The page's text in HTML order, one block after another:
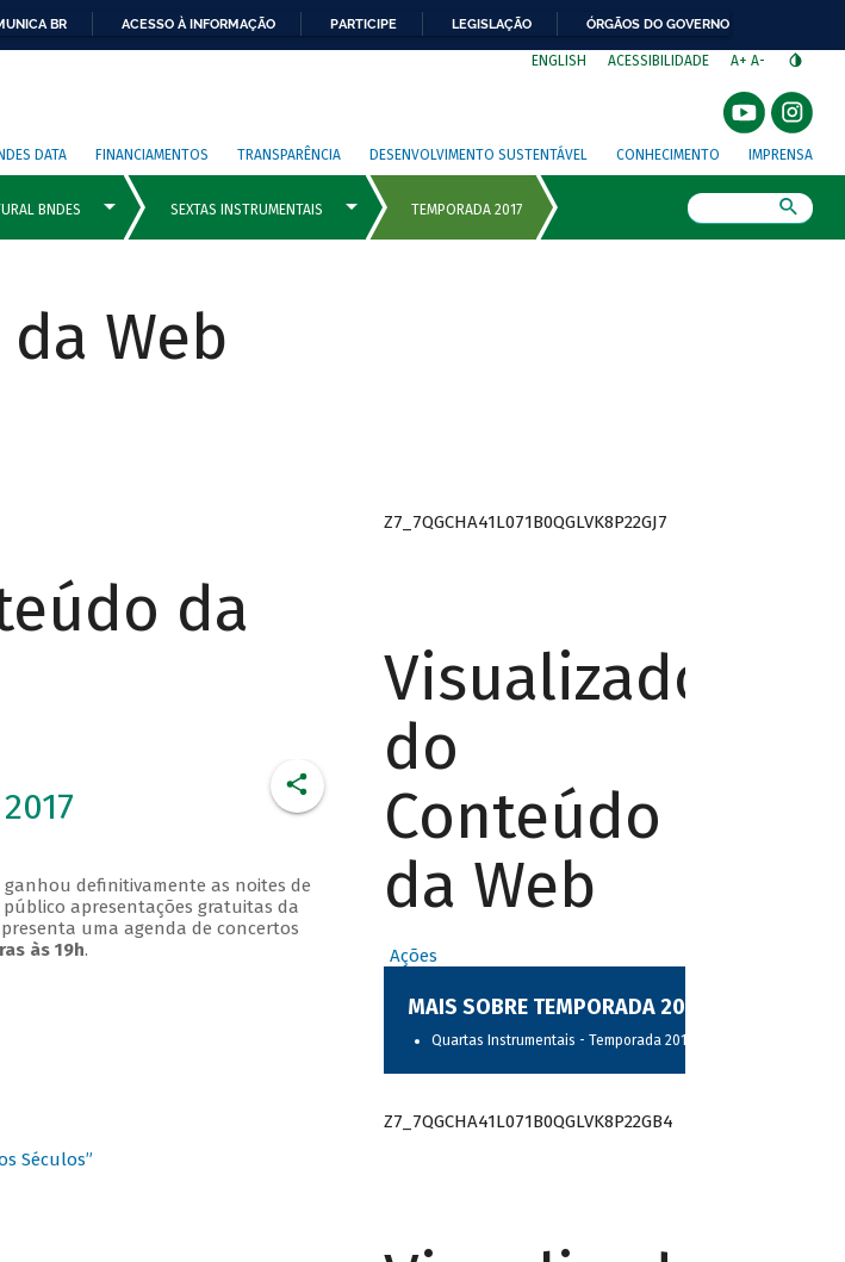
BR ACESSO À INFORMAÇÃO PARTICIPE LEGISLAÇÃO ÓRGÃOS DO GOVERNO
ENGLISH ACESSIBILIDADE A+ A-
DATA FINANCIAMENTOS TRANSPARÊNCIA DESENVOLVIMENTO SUSTENTÁVEL CONHECIMENTO IMPRENSA
Web
da
ganhou definitivamente as noites de
apresentações gratuitas da
uma agenda de concertos
às 19h.
Séculos”
Z7_7QGCHA41L071B0QGLVK8P22GJ7
Visualizador
do
Conteúdo
da Web
Ações
MAIS SOBRE TEMPORADA 2017
Quartas Instrumentais - Temporada 2017
Z7_7QGCHA41L071B0QGLVK8P22GB4